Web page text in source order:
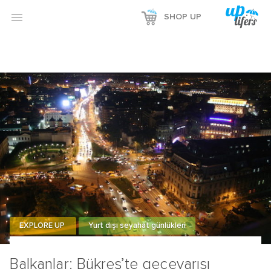
 SHOP UP
Balkanlar: Bükreş’te geceyarısı
EXPLORE UP Yurt dışı seyahat günlükleri